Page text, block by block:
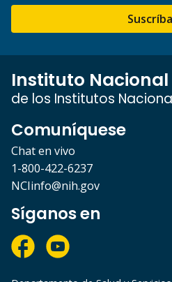
Instituto
de los Institutos
Comuníquese
Chat en vivo
1-800-422-6237
NCIinfo@nih.gov
Síganos en